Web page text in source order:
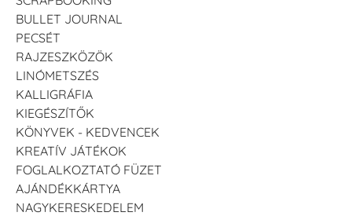
BULLET JOURNAL
PECSÉT
RAJZESZKÖZÖK
LINÓMETSZÉS
KALLIGRÁFIA
KIEGÉSZÍTŐK
KÖNYVEK - KEDVENCEK
KREATÍV JÁTÉKOK
FOGLALKOZTATÓ FÜZET
AJÁNDÉKKÁRTYA
NAGYKERESKEDELEM